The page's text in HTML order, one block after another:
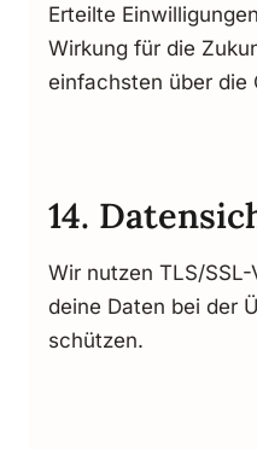
Erteilte
Wirkung für die
einfachsten über die
14.
Wir nutzen TLS/
deine Daten bei der
schützen.